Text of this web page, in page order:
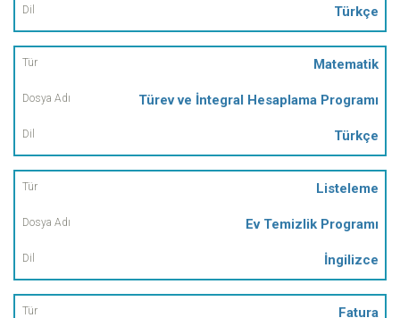
Türkçe
Matematik
Türev ve İntegral Hesaplama Programı
Türkçe
Listeleme
Ev Temizlik Programı
İngilizce
Fatura